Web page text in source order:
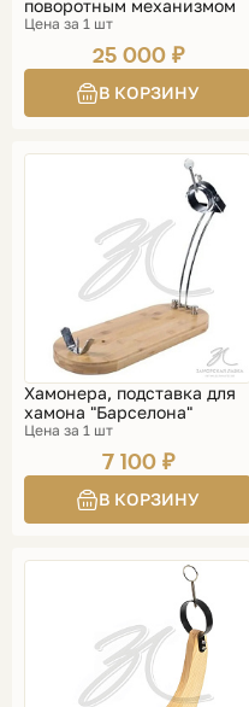
поворотным механизмом
Цена за 1 шт
25 000 ₽
Хамонера, подставка для
хамона "Барселона"
Цена за 1 шт
7 100 ₽